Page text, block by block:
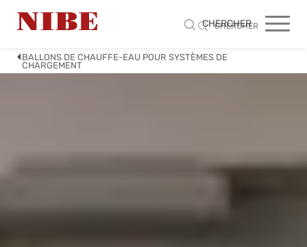
CHERCHER
CHERCHER
BALLONS DE CHAUFFE-EAU POUR SYSTÈMES DE
CHARGEMENT